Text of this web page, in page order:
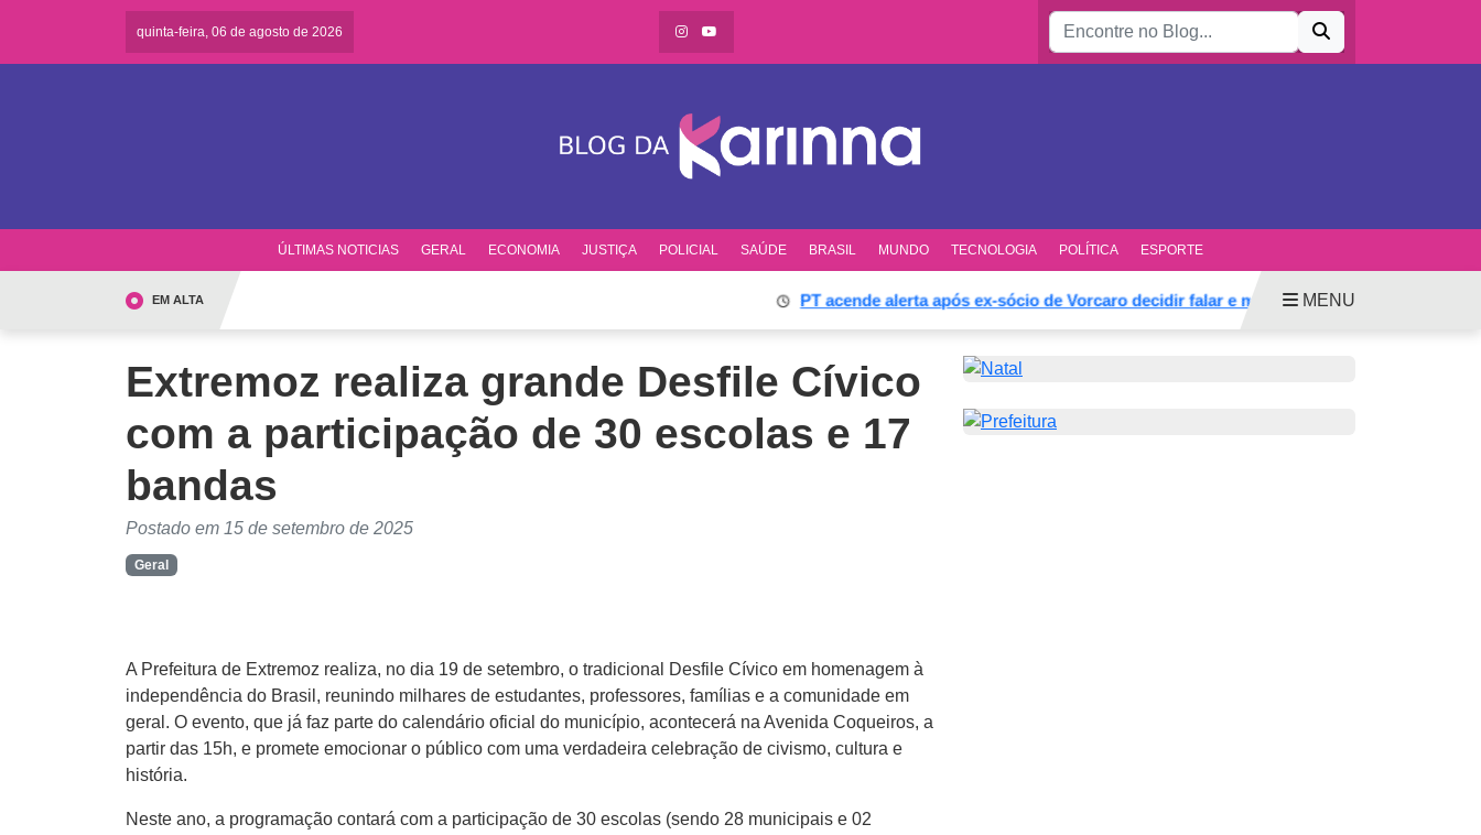
quinta-feira, 06 de agosto de 2026
Buscar por:
ÚLTIMAS NOTICIAS GERAL ECONOMIA JUSTIÇA POLICIAL SAÚDE BRASIL MUNDO TECNOLOGIA POLÍTICA ESPORTE
EM ALTA PT acende alerta após ex-sócio de Vorcaro decidir falar e mudar defesaMENU
Extremoz realiza grande Desfile Cívico
com a participação de 30 escolas e 17
bandas
Postado em 15 de setembro de 2025
Geral
A Prefeitura de Extremoz realiza, no dia 19 de setembro, o tradicional Desfile Cívico em homenagem à
independência do Brasil, reunindo milhares de estudantes, professores, famílias e a comunidade em
geral. O evento, que já faz parte do calendário oficial do município, acontecerá na Avenida Coqueiros, a
partir das 15h, e promete emocionar o público com uma verdadeira celebração de civismo, cultura e
história.
Neste ano, a programação contará com a participação de 30 escolas (sendo 28 municipais e 02